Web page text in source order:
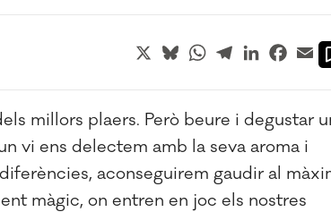
X BlueskyWhatsApp
TelegramLinkedIn
millors plaers. Però beure i degustar
vi ens delectem amb la seva aroma i
aconseguirem gaudir al
màgic, on entren en joc els nostres